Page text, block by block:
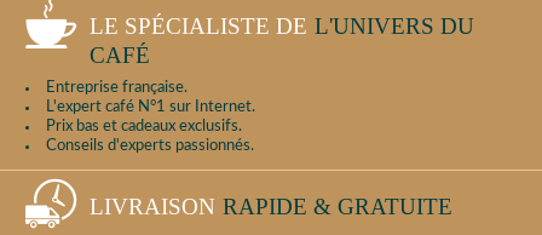
LE SPÉCIALISTE DE L'UNIVERS DU
CAFÉ
Entreprise française.
L'expert café N°1 sur Internet.
Prix bas et cadeaux exclusifs.
Conseils d'experts passionnés.
LIVRAISON RAPIDE & GRATUITE